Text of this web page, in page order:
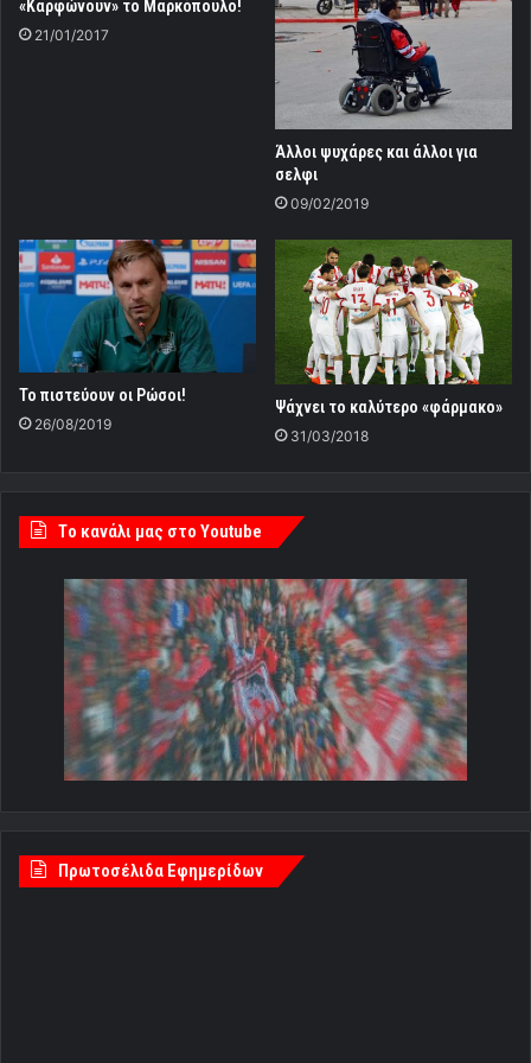
«Καρφώνουν» το Μαρκόπουλο!
21/01/2017
Άλλοι ψυχάρες και άλλοι για
σελφι
09/02/2019
Το πιστεύουν οι Ρώσοι!
26/08/2019
Ψάχνει το καλύτερο «φάρμακο»
31/03/2018
Tο κανάλι μας στο Youtube
Πρωτοσέλιδα Εφημερίδων